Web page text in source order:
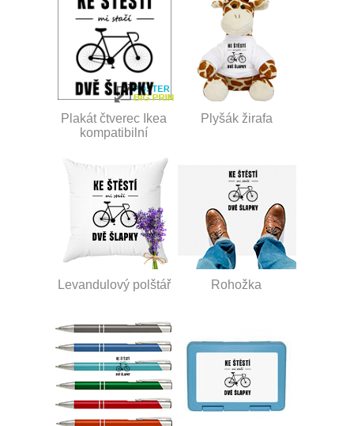
Plakát čtverec Ikea
kompatibilní
Plyšák žirafa
Levandulový polštář Rohožka